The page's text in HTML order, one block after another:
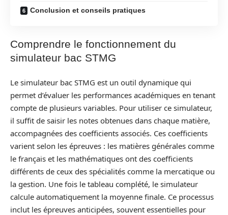
Conclusion et conseils pratiques
Comprendre le fonctionnement du
simulateur bac STMG
Le simulateur bac STMG est un outil dynamique qui
permet d’évaluer les performances académiques en tenant
compte de plusieurs variables. Pour utiliser ce simulateur,
il suffit de saisir les notes obtenues dans chaque matière,
accompagnées des coefficients associés. Ces coefficients
varient selon les épreuves : les matières générales comme
le français et les mathématiques ont des coefficients
différents de ceux des spécialités comme la mercatique ou
la gestion. Une fois le tableau complété, le simulateur
calcule automatiquement la moyenne finale. Ce processus
inclut les épreuves anticipées, souvent essentielles pour